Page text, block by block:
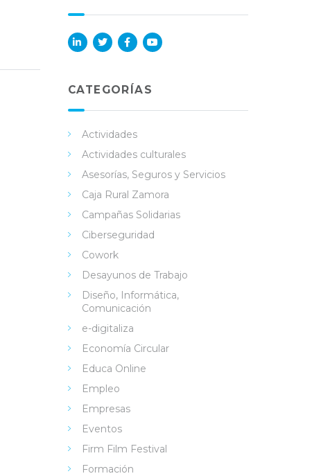
in
ok
e
CATEGORÍAS
Actividades
Actividades culturales
Asesorías, Seguros y Servicios
Caja Rural Zamora
Campañas Solidarias
Ciberseguridad
Cowork
Desayunos de Trabajo
Diseño, Informática,
Comunicación
e-digitaliza
Economía Circular
Educa Online
Empleo
Empresas
Eventos
Firm Film Festival
Formación